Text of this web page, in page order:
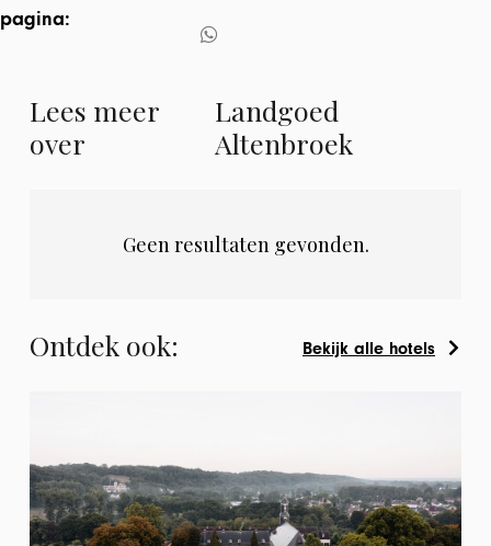
pagina:
Lees meer
over
Landgoed
Altenbroek
Geen resultaten gevonden.
Ontdek ook: Bekijk alle hotels